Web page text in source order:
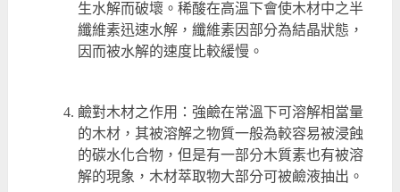
生水解而破壞。稀酸在高溫下會使木材中之半
纖維素迅速水解，纖維素因部分為結晶狀態，
因而被水解的速度比較緩慢。
鹼對木材之作用：強鹼在常溫下可溶解相當量
的木材，其被溶解之物質一般為較容易被浸蝕
的碳水化合物，但是有一部分木質素也有被溶
解的現象，木材萃取物大部分可被鹼液抽出。